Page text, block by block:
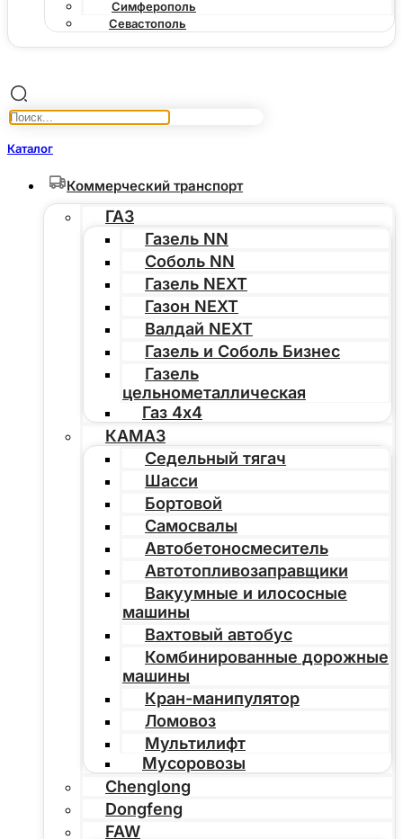
Симферополь
Севастополь
Каталог
Коммерческий транспорт
ГАЗ
Газель NN
Соболь NN
Газель NEXT
Газон NEXT
Валдай NEXT
Газель и Соболь Бизнес
Газель
цельнометаллическая
Газ 4х4
КАМАЗ
Седельный тягач
Шасси
Бортовой
Самосвалы
Автобетоносмеситель
Автотопливозаправщики
Вакуумные и илососные
машины
Вахтовый автобус
Комбинированные дорожные
машины
Кран-манипулятор
Ломовоз
Мультилифт
Мусоровозы
Chenglong
Dongfeng
FAW